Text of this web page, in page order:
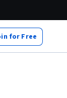
for Free